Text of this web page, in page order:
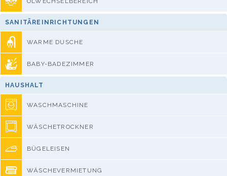
SANITÄREINRICHTUNGEN
WARME DUSCHE
BABY-BADEZIMMER
HAUSHALT
WASCHMASCHINE
WÄSCHETROCKNER
BÜGELEISEN
WÄSCHEVERMIETUNG